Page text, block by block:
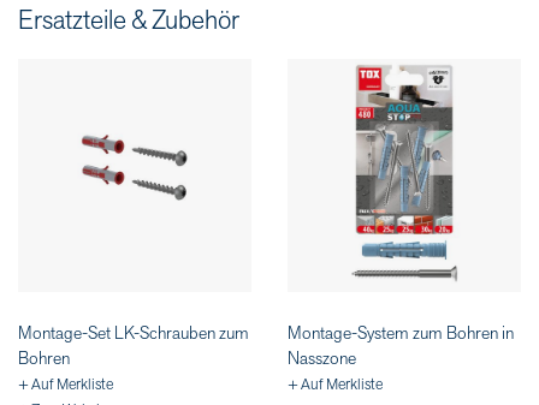
Ersatzteile & Zubehör
Montage-Set LK-Schrauben zum
Bohren
+ Auf Merkliste
Montage-System zum Bohren in
Nasszone
+ Auf Merkliste